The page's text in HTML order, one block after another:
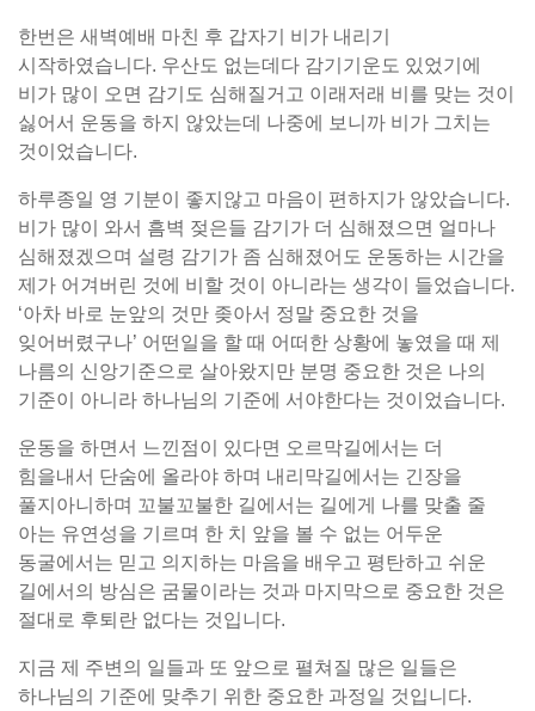
한번은 새벽예배 마친 후 갑자기 비가 내리기
시작하였습니다. 우산도 없는데다 감기기운도 있었기에
비가 많이 오면 감기도 심해질거고 이래저래 비를 맞는 것이
싫어서 운동을 하지 않았는데 나중에 보니까 비가 그치는
것이었습니다.
하루종일 영 기분이 좋지않고 마음이 편하지가 않았습니다.
비가 많이 와서 흠벽 젖은들 감기가 더 심해졌으면 얼마나
심해졌겠으며 설령 감기가 좀 심해졌어도 운동하는 시간을
제가 어겨버린 것에 비할 것이 아니라는 생각이 들었습니다.
‘아차 바로 눈앞의 것만 좆아서 정말 중요한 것을
잊어버렸구나’ 어떤일을 할 때 어떠한 상황에 놓였을 때 제
나름의 신앙기준으로 살아왔지만 분명 중요한 것은 나의
기준이 아니라 하나님의 기준에 서야한다는 것이었습니다.
운동을 하면서 느낀점이 있다면 오르막길에서는 더
힘을내서 단숨에 올라야 하며 내리막길에서는 긴장을
풀지아니하며 꼬불꼬불한 길에서는 길에게 나를 맞출 줄
아는 유연성을 기르며 한 치 앞을 볼 수 없는 어두운
동굴에서는 믿고 의지하는 마음을 배우고 평탄하고 쉬운
길에서의 방심은 굼물이라는 것과 마지막으로 중요한 것은
절대로 후퇴란 없다는 것입니다.
지금 제 주변의 일들과 또 앞으로 펼쳐질 많은 일들은
하나님의 기준에 맞추기 위한 중요한 과정일 것입니다.